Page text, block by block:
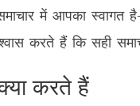
समाचार में आपका
करते हैं कि सही
करते हैं